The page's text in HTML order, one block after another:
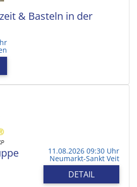
& Basteln in der
11.08.2026 09:30 Uhr
Neumarkt-Sankt Veit
DETAIL